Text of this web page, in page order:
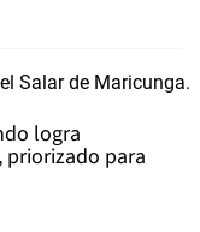
logra
priorizado para